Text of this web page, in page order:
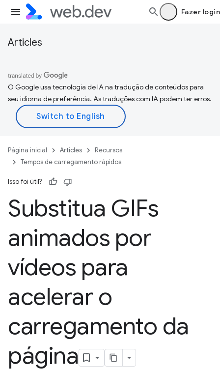
Fazer login
Articles
O Google usa tecnologia de IA na tradução de conteúdos para
seu idioma de preferência. As traduções com IA podem ter erros.
Página inicial Articles
Recursos
Tempos de carregamento rápidos
Isso foi útil?
Substitua GIFs
animados por
vídeos para
acelerar o
carregamento da
página